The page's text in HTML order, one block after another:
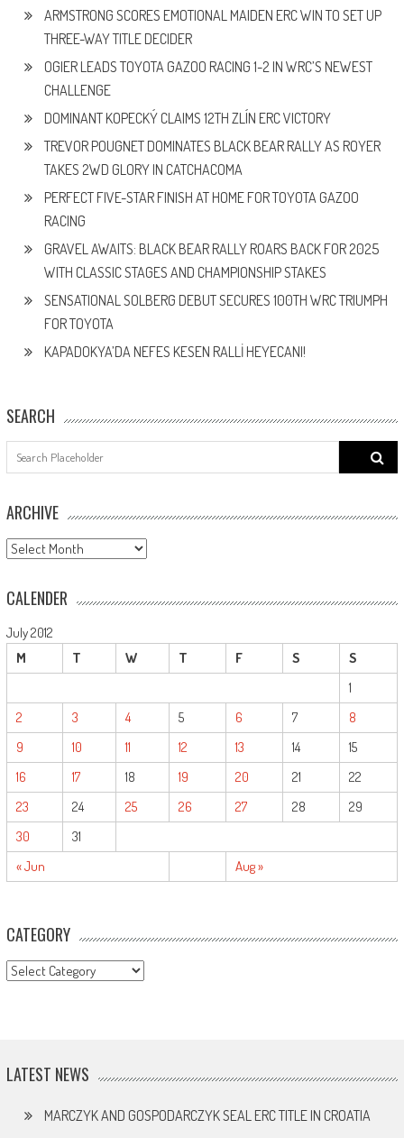
ARMSTRONG SCORES EMOTIONAL MAIDEN ERC WIN TO SET UP
THREE-WAY TITLE DECIDER
OGIER LEADS TOYOTA GAZOO RACING 1-2 IN WRC’S NEWEST
CHALLENGE
DOMINANT KOPECKÝ CLAIMS 12TH ZLÍN ERC VICTORY
TREVOR POUGNET DOMINATES BLACK BEAR RALLY AS ROYER
TAKES 2WD GLORY IN CATCHACOMA
PERFECT FIVE-STAR FINISH AT HOME FOR TOYOTA GAZOO
RACING
GRAVEL AWAITS: BLACK BEAR RALLY ROARS BACK FOR 2025
WITH CLASSIC STAGES AND CHAMPIONSHIP STAKES
SENSATIONAL SOLBERG DEBUT SECURES 100TH WRC TRIUMPH
FOR TOYOTA
KAPADOKYA’DA NEFES KESEN RALLİ HEYECANI!
SEARCH
Search
for:
ARCHIVE
ARCHIVE
CALENDER
July 2012
M
T W T F S S
« Jun Aug »
1
2
3 4 5 6 7
8
9
10 11 12 13 14
15
16
17 18 19 20 21
22
23
24 25 26 27 28
29
30
31
CATEGORY
CATEGORY
LATEST NEWS
MARCZYK AND GOSPODARCZYK SEAL ERC TITLE IN CROATIA